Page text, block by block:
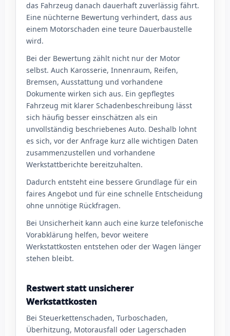
das Fahrzeug danach dauerhaft zuverlässig fährt.
Eine nüchterne Bewertung verhindert, dass aus
einem Motorschaden eine teure Dauerbaustelle
wird.
Bei der Bewertung zählt nicht nur der Motor
selbst. Auch Karosserie, Innenraum, Reifen,
Bremsen, Ausstattung und vorhandene
Dokumente wirken sich aus. Ein gepflegtes
Fahrzeug mit klarer Schadenbeschreibung lässt
sich häufig besser einschätzen als ein
unvollständig beschriebenes Auto. Deshalb lohnt
es sich, vor der Anfrage kurz alle wichtigen Daten
zusammenzustellen und vorhandene
Werkstattberichte bereitzuhalten.
Dadurch entsteht eine bessere Grundlage für ein
faires Angebot und für eine schnelle Entscheidung
ohne unnötige Rückfragen.
Bei Unsicherheit kann auch eine kurze telefonische
Vorabklärung helfen, bevor weitere
Werkstattkosten entstehen oder der Wagen länger
stehen bleibt.
Restwert statt unsicherer
Werkstattkosten
Bei Steuerkettenschaden, Turboschaden,
Überhitzung, Motorausfall oder Lagerschaden